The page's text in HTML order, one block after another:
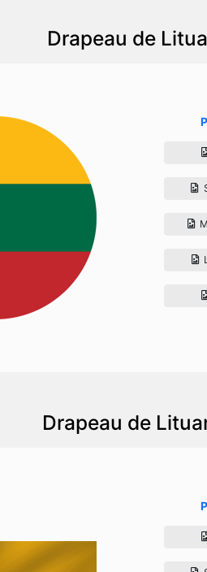
Drapeau de
Drapeau de